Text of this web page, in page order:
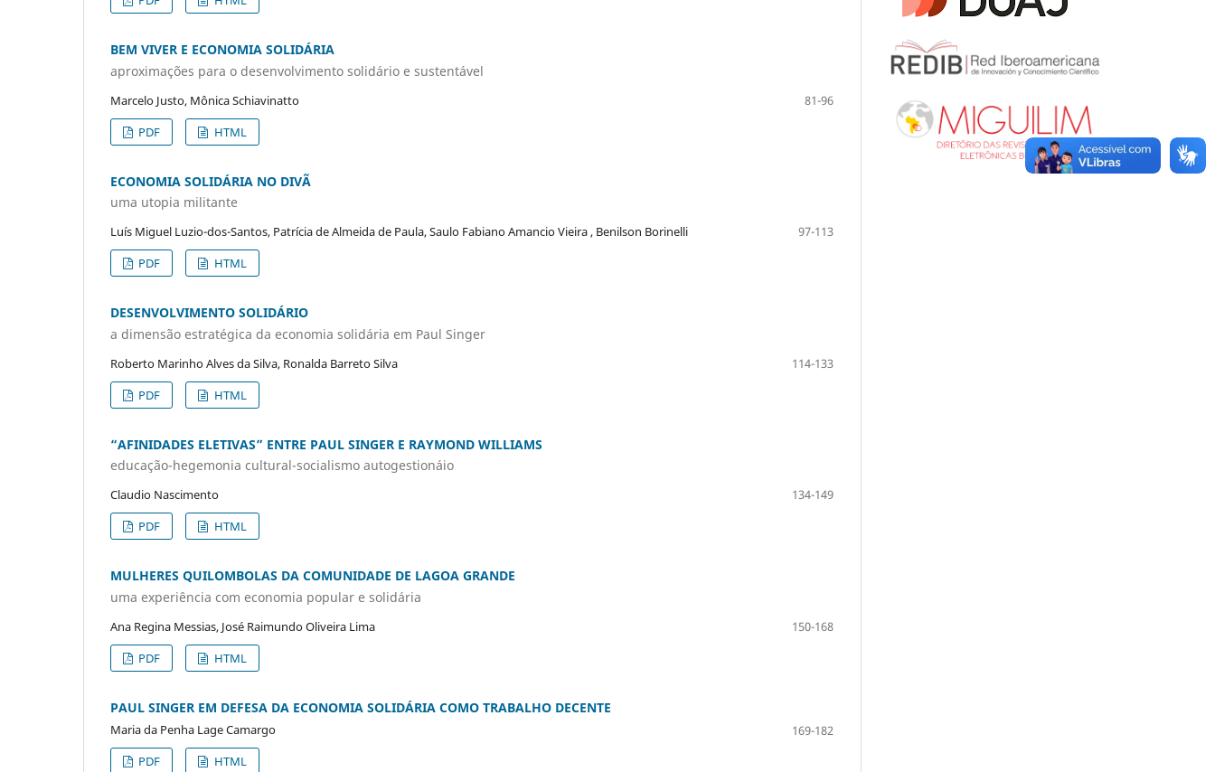
BEM VIVER E ECONOMIA SOLIDÁRIA
aproximações para o desenvolvimento solidário e sustentável
Marcelo Justo, Mônica Schiavinatto
81-96
PDF
HTML
ECONOMIA SOLIDÁRIA NO DIVÃ
uma utopia militante
Luís Miguel Luzio-dos-Santos, Patrícia de Almeida de Paula, Saulo Fabiano Amancio Vieira , Benilson Borinelli
97-113
PDF
HTML
DESENVOLVIMENTO SOLIDÁRIO
a dimensão estratégica da economia solidária em Paul Singer
Roberto Marinho Alves da Silva, Ronalda Barreto Silva
114-133
PDF
HTML
“AFINIDADES ELETIVAS” ENTRE PAUL SINGER E RAYMOND WILLIAMS
educação-hegemonia cultural-socialismo autogestionáio
Claudio Nascimento
134-149
PDF
HTML
MULHERES QUILOMBOLAS DA COMUNIDADE DE LAGOA GRANDE
uma experiência com economia popular e solidária
Ana Regina Messias, José Raimundo Oliveira Lima
150-168
PDF
HTML
PAUL SINGER EM DEFESA DA ECONOMIA SOLIDÁRIA COMO TRABALHO DECENTE
Maria da Penha Lage Camargo
169-182
PDF
HTML